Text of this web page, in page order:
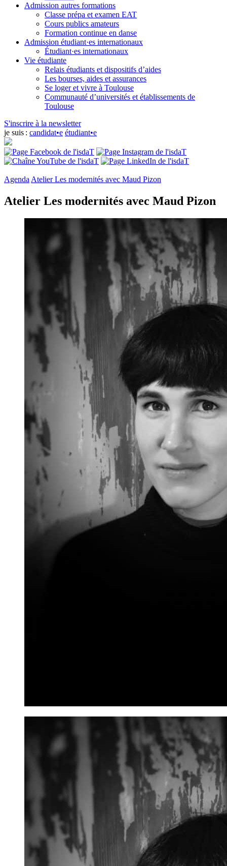
Admission autres formations
Classe prépa et examen EAT
Cours publics amateurs
Formation continue en danse
Admission étudiant·es internationaux
Étudiant·es internationaux
Vie étudiante
Relais étudiants et dispositifs d’aides
Les bourses, aides et assurances
Se loger et vivre à Toulouse
Communauté d’universités et établissements de
Toulouse
S'inscrire à la newsletter
je suis : candidat•e étudiant•e
Agenda Atelier Les modernités avec Maud Pizon
Atelier Les modernités avec Maud Pizon